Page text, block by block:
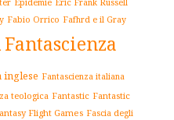
Fabio Orrico Fafhrd e il Gray
Fantascienza
inglese Fantascienza italiana
teologica Fantastic Fantastic
Flight Games Fascia degli